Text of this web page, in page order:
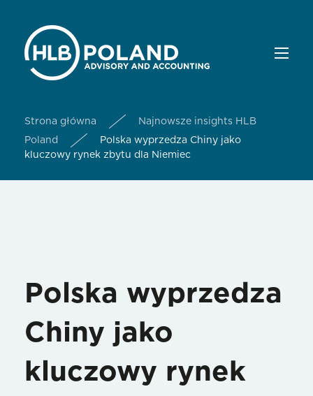
Strona główna
Najnowsze insights HLB
Poland
Polska wyprzedza Chiny jako
kluczowy rynek zbytu dla Niemiec
Polska wyprzedza
Chiny jako
kluczowy rynek